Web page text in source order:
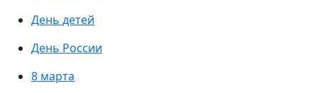
День детей
День России
8 марта